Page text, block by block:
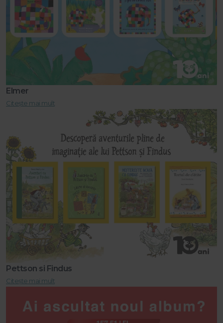
Elmer
Citește mai mult
Pettson si Findus
Citește mai mult